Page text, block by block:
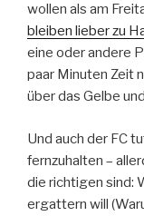
wollen als am
bleiben lieber zu
eine oder andere
paar Minuten Zeit
über das Gelbe
Und auch der FC
fernzuhalten –
die richtigen sind:
ergattern will